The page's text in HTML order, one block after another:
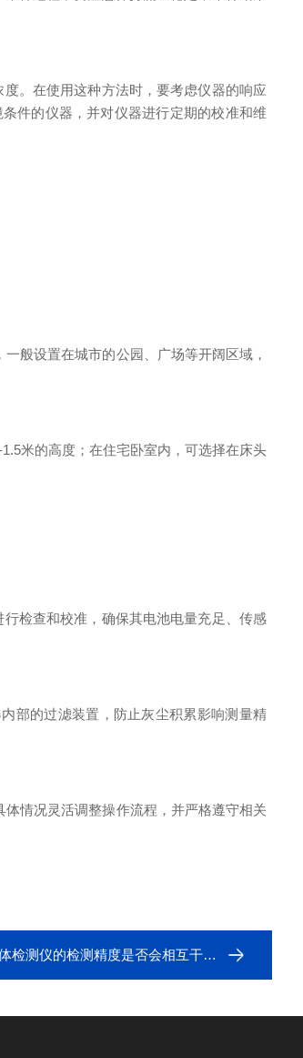
。在使用这种方法时，要考虑仪器的响应
件的仪器，并对仪器进行定期的校准和维
般设置在城市的公园、广场等开阔区域，
米的高度；在住宅卧室内，可选择在床头
检查和校准，确保其电池电量充足、传感
部的过滤装置，防止灰尘积累影响测量精
情况灵活调整操作流程，并严格遵守相关
测仪的检测精度是否会相互干扰？